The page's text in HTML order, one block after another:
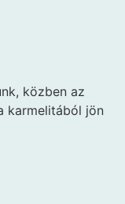
közben az
karmelitából jön